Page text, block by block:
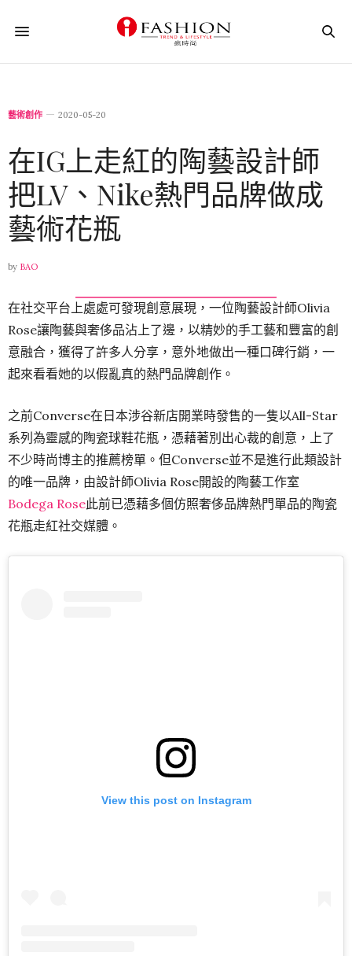
藝術創作 2020-05-20
在IG上走紅的陶藝設計師
把LV、Nike熱門品牌做成
藝術花瓶
by BAO
在社交平台上處處可發現創意展現，一位陶藝設計師Olivia
Rose讓陶藝與奢侈品沾上了邊，以精妙的手工藝和豐富的創
意融合，獲得了許多人分享，意外地做出一種口碑行銷，一
起來看看她的以假亂真的熱門品牌創作。
之前Converse在日本涉谷新店開業時發售的一隻以All-Star
系列為靈感的陶瓷球鞋花瓶，憑藉著別出心裁的創意，上了
不少時尚博主的推薦榜單。但Converse並不是進行此類設計
的唯一品牌，由設計師Olivia Rose開設的陶藝工作室
Bodega Rose此前已憑藉多個仿照奢侈品牌熱門單品的陶瓷
花瓶走紅社交媒體。
View this post on Instagram